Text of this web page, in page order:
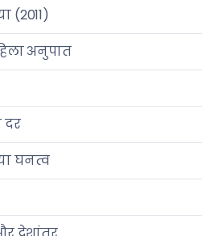
(2011)
अनुपात
दर
घनत्व